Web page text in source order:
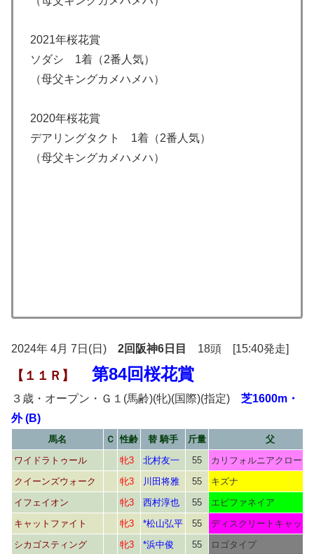
2021年桜花賞
ソダシ 1着（2番人気）
（母父キングカメハメハ）
2020年桜花賞
デアリングタクト 1着（2番人気）
（母父キングカメハメハ）
2024年 4月 7日(日) 2回阪神6日目 18頭 [15:40発走]
【１１Ｒ】 第84回桜花賞
３歳・オープン・Ｇ１(馬齢)(牝)(国際)(指定) 芝1600m・
外 (B)
馬名 Ｃ 性齢 替 騎手 斤量
父
ワイドラトゥール
牝3 北村友一 55
カリフォルニアクローム
クイーンズウォーク
牝3 川田将雅 55
キズナ
イフェイオン
牝3 西村淳也 55
エピファネイア
キャットファイト
牝3 *松山弘平 55
ディスクリートキャット
シカゴスティング
牝3 *浜中俊 55
ロゴタイプ